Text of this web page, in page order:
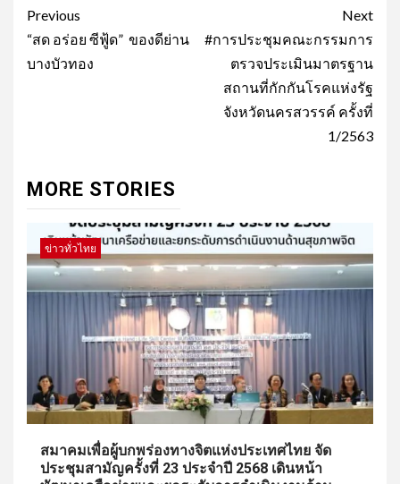
Post
navigation
Previous
“สด อร่อย ซีฟู้ด” ของดีย่าน
บางบัวทอง
Next
#การประชุมคณะกรรมการ
ตรวจประเมินมาตรฐาน
สถานที่กักกันโรคแห่งรัฐ
จังหวัดนครสวรรค์ ครั้งที่
1/2563
MORE STORIES
ข่าวทั่วไทย
สมาคมเพื่อผู้บกพร่องทางจิตแห่งประเทศไทย จัด
ประชุมสามัญครั้งที่ 23 ประจำปี 2568 เดินหน้า